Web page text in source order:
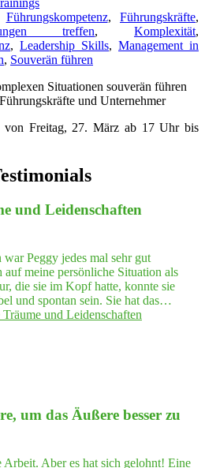
Führungskompetenz, Führungskräfte,
treffen,Komplexität,
, Leadership Skills, Management in
, Souverän führen
Situa­tio­nen sou­ve­rän führen
und Unternehmer
von Frei­tag, 27. März ab 17 Uhr bis
und Lei­den­schaf­ten
Peggy jedes mal sehr gut
meine persönliche Situation als
die sie im Kopf hatte, konnte sie
und spontan sein. Sie hat das…
und Lei­den­schaf­ten
um das Äuße­re bes­ser zu
Arbeit. Aber es hat sich gelohnt! Eine